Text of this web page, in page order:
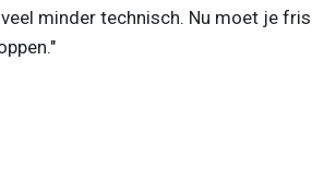
minder technisch. Nu moet je fris